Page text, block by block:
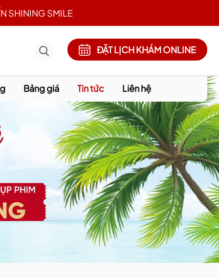
SHINING SMILE
ĐẶT LỊCH KHÁM ONLINE
Bảng giá Tin tức Liên hệ